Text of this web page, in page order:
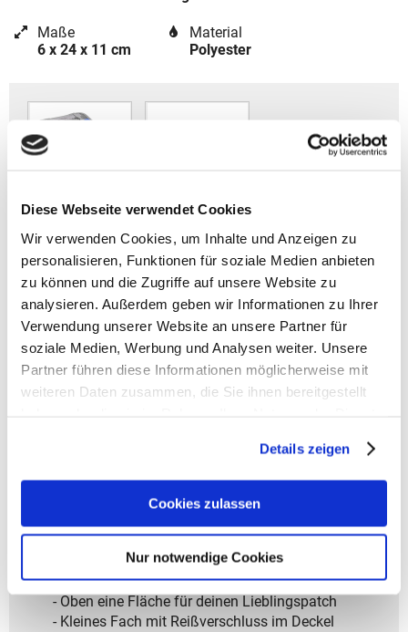
Diese Webseite verwendet Cookies
Wir verwenden Cookies, um Inhalte und Anzeigen zu
personalisieren, Funktionen für soziale Medien anbieten
zu können und die Zugriffe auf unsere Website zu
analysieren. Außerdem geben wir Informationen zu Ihrer
Verwendung unserer Website an unsere Partner für
soziale Medien, Werbung und Analysen weiter. Unsere
Partner führen diese Informationen möglicherweise mit
weiteren Daten zusammen, die Sie ihnen bereitgestellt
Details zeigen
Cookies zulassen
Nur notwendige Cookies
Maße
6 x 24 x 11 cm
Material
Polyester
Coocazoo Zubehör
Artikelbeschreibung Coocazoo Schlampermäppchen
EVERY 2025
- Gewicht: ca. 170 g
- Volumen: ca. 1,5 l
✨ Dein perfektes Schlampermäppchen – clever &
✅ Top-Features auf einen Blick:
- Viel Platz für Stifte und mehr
- Oben eine Fläche für deinen Lieblingspatch
- Kleines Fach mit Reißverschluss im Deckel